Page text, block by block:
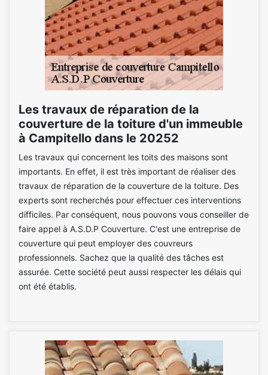
Les travaux de réparation de la
couverture de la toiture d'un immeuble
à Campitello dans le 20252
Les travaux qui concernent les toits des maisons sont
importants. En effet, il est très important de réaliser des
travaux de réparation de la couverture de la toiture. Des
experts sont recherchés pour effectuer ces interventions
difficiles. Par conséquent, nous pouvons vous conseiller de
faire appel à A.S.D.P Couverture. C'est une entreprise de
couverture qui peut employer des couvreurs
professionnels. Sachez que la qualité des tâches est
assurée. Cette société peut aussi respecter les délais qui
ont été établis.